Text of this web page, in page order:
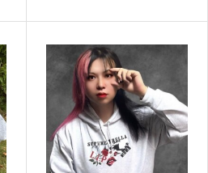
¥8,800
–
¥9,800